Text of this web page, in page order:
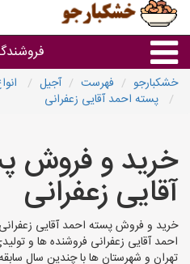
فروشنده
خشکبارجو فهرست آجیل
پسته احمد آقایی زعفرانی
خرید و فروش
آقایی زعفرانی
خرید و فروش پسته احمد آقایی
احمد آقایی زعفرانی فروشنده ها و
تهران و شهرستان ها با چندین سال